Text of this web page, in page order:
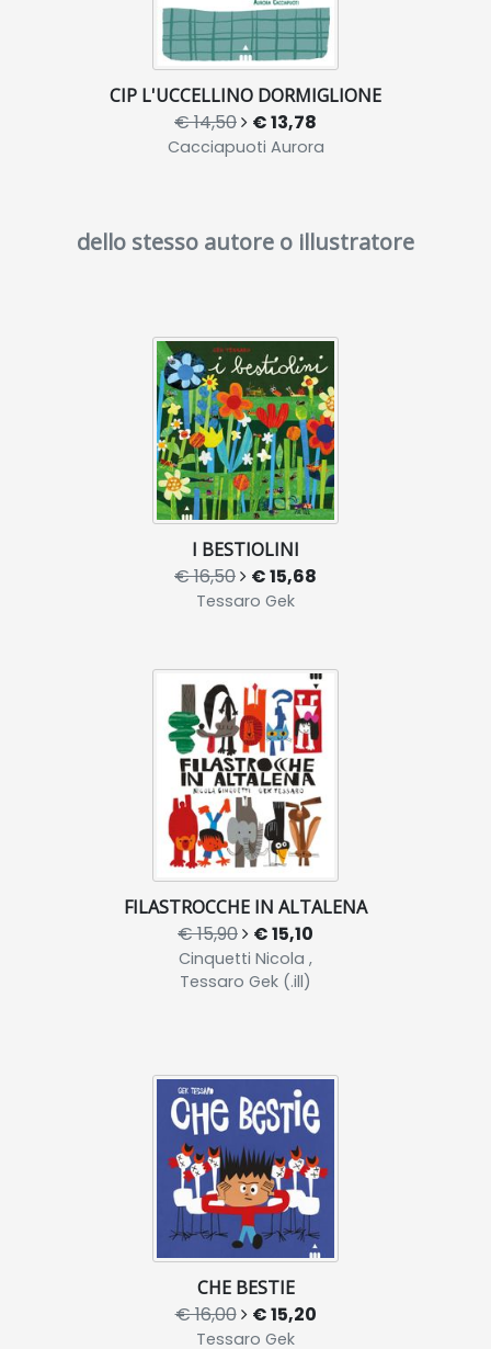
CIP L'UCCELLINO DORMIGLIONE
€ 14,50 € 13,78
Cacciapuoti Aurora
dello stesso autore o illustratore
I BESTIOLINI
€ 16,50 € 15,68
Tessaro Gek
FILASTROCCHE IN ALTALENA
€ 15,90 € 15,10
Cinquetti Nicola ,
Tessaro Gek (.ill)
CHE BESTIE
€ 16,00 € 15,20
Tessaro Gek